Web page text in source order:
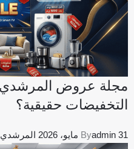
التخفيضات حقيقية؟
Byadmin 31 مايو، 2026 المرشدي